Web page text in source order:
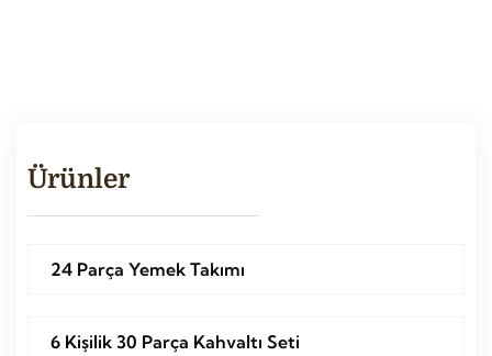
Ürünler
24 Parça Yemek Takımı
6 Kişilik 30 Parça Kahvaltı Seti